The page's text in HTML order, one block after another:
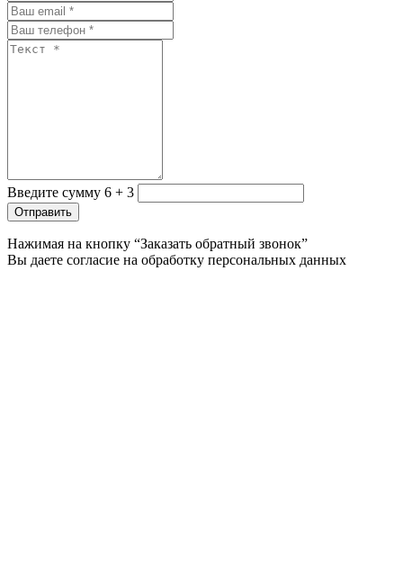
Введите сумму 6 + 3
Отправить
Нажимая на кнопку “Заказать обратный звонок”
Вы даете согласие на обработку персональных данных